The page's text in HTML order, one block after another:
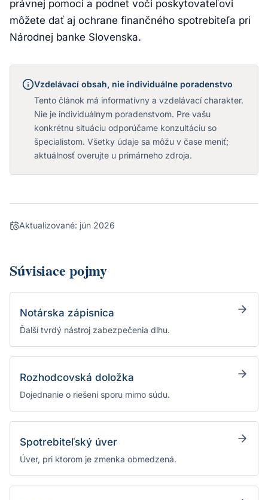
právnej pomoci a podnet voči poskytovateľovi
môžete dať aj ochrane finančného spotrebiteľa pri
Národnej banke Slovenska.
Vzdelávací obsah, nie individuálne poradenstvo
Tento článok má informatívny a vzdelávací charakter.
Nie je individuálnym poradenstvom. Pre vašu
konkrétnu situáciu odporúčame konzultáciu so
špecialistom. Všetky údaje sa môžu v čase meniť;
aktuálnosť overujte u primárneho zdroja.
Aktualizované: jún 2026
Súvisiace pojmy
Notárska zápisnica
Ďalší tvrdý nástroj zabezpečenia dlhu.
Rozhodcovská doložka
Dojednanie o riešení sporu mimo súdu.
Spotrebiteľský úver
Úver, pri ktorom je zmenka obmedzená.